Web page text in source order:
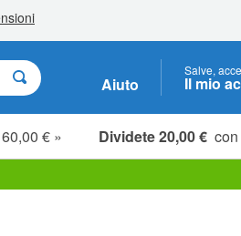
Aiuto
Salve,
Il mio
€ » Dividete 20,00 €